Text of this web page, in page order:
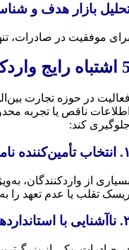
بازار هدف و
موفقیت در صادرات،
که مشاور جلوی آن‌ها را می‌گیرد
در حوزه تجارت
ناقص یا تجربه
کند:
نامعتبر
تقلب یا عدم تعهد را
بازار مقصد